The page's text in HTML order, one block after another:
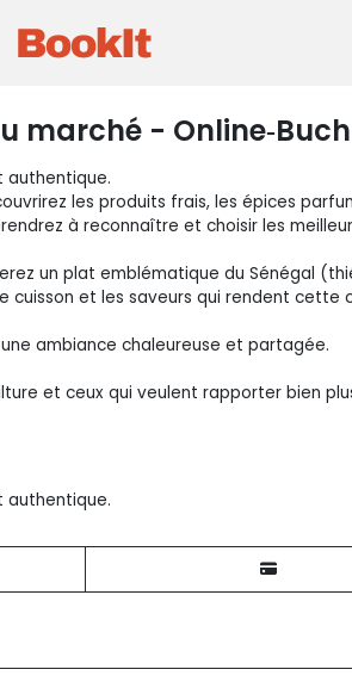
marché -
authentique.
les produits frais, les épices
à reconnaître et choisir les
un plat emblématique du Sénégal
et les saveurs qui rendent cette
ambiance chaleureuse et partagée.
et ceux qui veulent rapporter bien
authentique.